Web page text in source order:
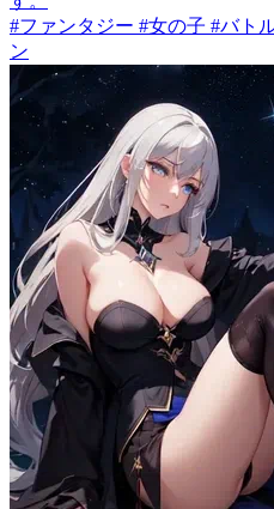
#ファンタジー #女の子 #バト
ン